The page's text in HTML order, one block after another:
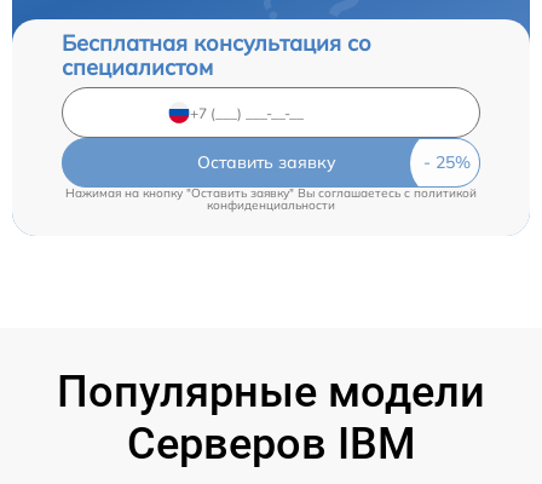
Бесплатная консультация со
специалистом
Оставить заявку
Нажимая на кнопку "Оставить заявку" Вы соглашаетесь c политикой
конфиденциальности
Популярные модели
Серверов IBM